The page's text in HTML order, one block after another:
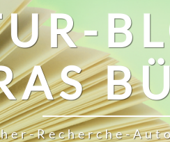
Recherche-